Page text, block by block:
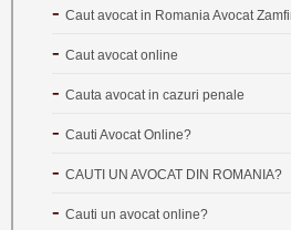
Caut avocat in Romania Avocat
Caut avocat online
Cauta avocat in cazuri penale
Cauti Avocat Online?
CAUTI UN AVOCAT DIN ROMANIA?
Cauti un avocat online?